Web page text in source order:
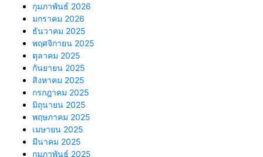
กุมภาพันธ์ 2026
มกราคม 2026
ธันวาคม 2025
พฤศจิกายน 2025
ตุลาคม 2025
กันยายน 2025
สิงหาคม 2025
กรกฎาคม 2025
มิถุนายน 2025
พฤษภาคม 2025
เมษายน 2025
มีนาคม 2025
กุมภาพันธ์ 2025